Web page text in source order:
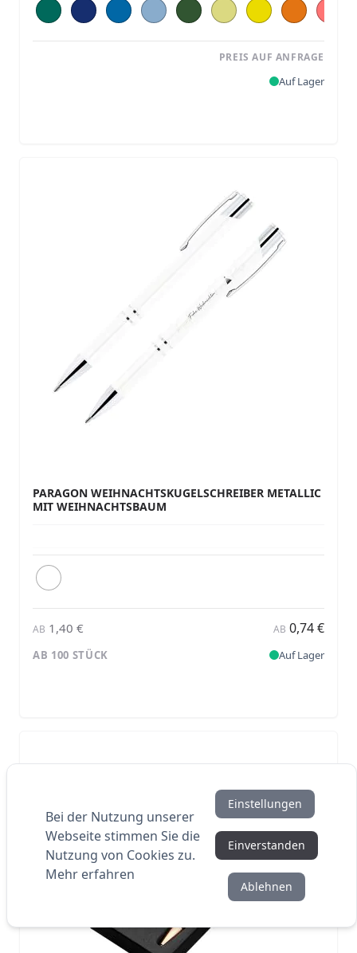
PREIS AUF ANFRAGE
Auf Lager
PARAGON WEIHNACHTSKUGELSCHREIBER METALLIC
MIT WEIHNACHTSBAUM
AB 1,40 € AB 0,74 €
AB 100 STÜCK Auf Lager
Bei der Nutzung unserer
Webseite stimmen Sie die
Nutzung von Cookies zu.
Mehr erfahren
Einstellungen
Einverstanden
Ablehnen